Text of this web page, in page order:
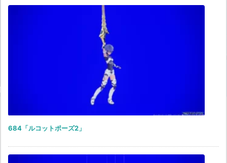
684「ルコットポーズ2」